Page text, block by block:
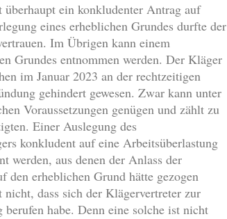
ein konkludenter Antrag auf
eines erheblichen Grundes durfte der
Im Übrigen kann einem
Grundes entnommen werden. Der Kläger
im Januar 2023 an der rechtzeitigen
gehindert gewesen. Zwar kann unter
Voraussetzungen genügen und zählt zu
Einer Auslegung des
konkludent auf eine Arbeitsüberlastung
werden, aus denen der Anlass der
den erheblichen Grund hätte gezogen
dass sich der Klägervertreter zur
habe. Denn eine solche ist nicht